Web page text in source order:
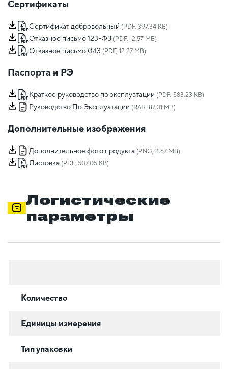
Сертификаты
Сертификат добровольный (PDF, 397.34 KB)
Отказное письмо 123-ФЗ (PDF, 12.57 MB)
Отказное письмо 043 (PDF, 12.27 MB)
Паспорта и РЭ
Краткое руководство по эксплуатации (PDF, 583.23 KB)
Руководство По Эксплуатации (RAR, 87.01 MB)
Дополнительные изображения
Дополнительное фото продукта (PNG, 2.67 MB)
Листовка (PDF, 507.05 KB)
Логистические
параметры
Количество
Единицы измерения
Тип упаковки